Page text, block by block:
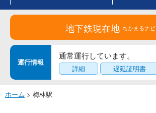
地下鉄現在地 ちかまるナビ
運行情報
通常運行しています。
詳細 遅延証明書
ホーム > 梅林駅